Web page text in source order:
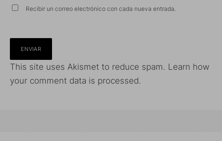
Recibir un correo electrónico con cada nueva entrada.
This site uses Akismet to reduce spam. Learn how
your comment data is processed.